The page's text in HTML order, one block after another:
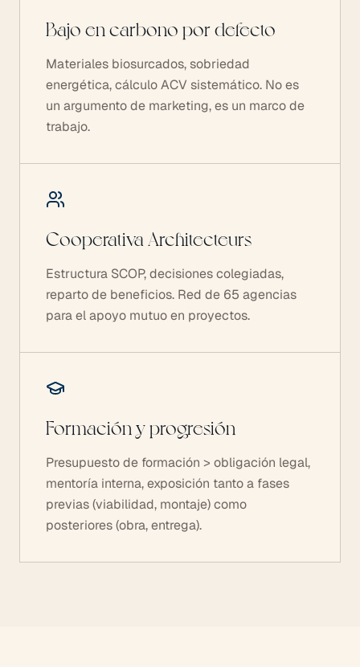
Bajo en carbono por defecto
Materiales biosurcados, sobriedad
energética, cálculo ACV sistemático. No es
un argumento de marketing, es un marco de
trabajo.
Cooperativa Architecteurs
Estructura SCOP, decisiones colegiadas,
reparto de beneficios. Red de 65 agencias
para el apoyo mutuo en proyectos.
Formación y progresión
Presupuesto de formación > obligación legal,
mentoría interna, exposición tanto a fases
previas (viabilidad, montaje) como
posteriores (obra, entrega).